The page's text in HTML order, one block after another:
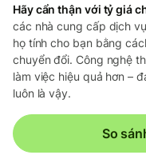
Hãy cẩn thận với tỷ giá
các nhà cung cấp dịch
họ tính cho bạn bằng
chuyển đổi. Công nghệ
làm việc hiệu quả hơn –
luôn là vậy.
So